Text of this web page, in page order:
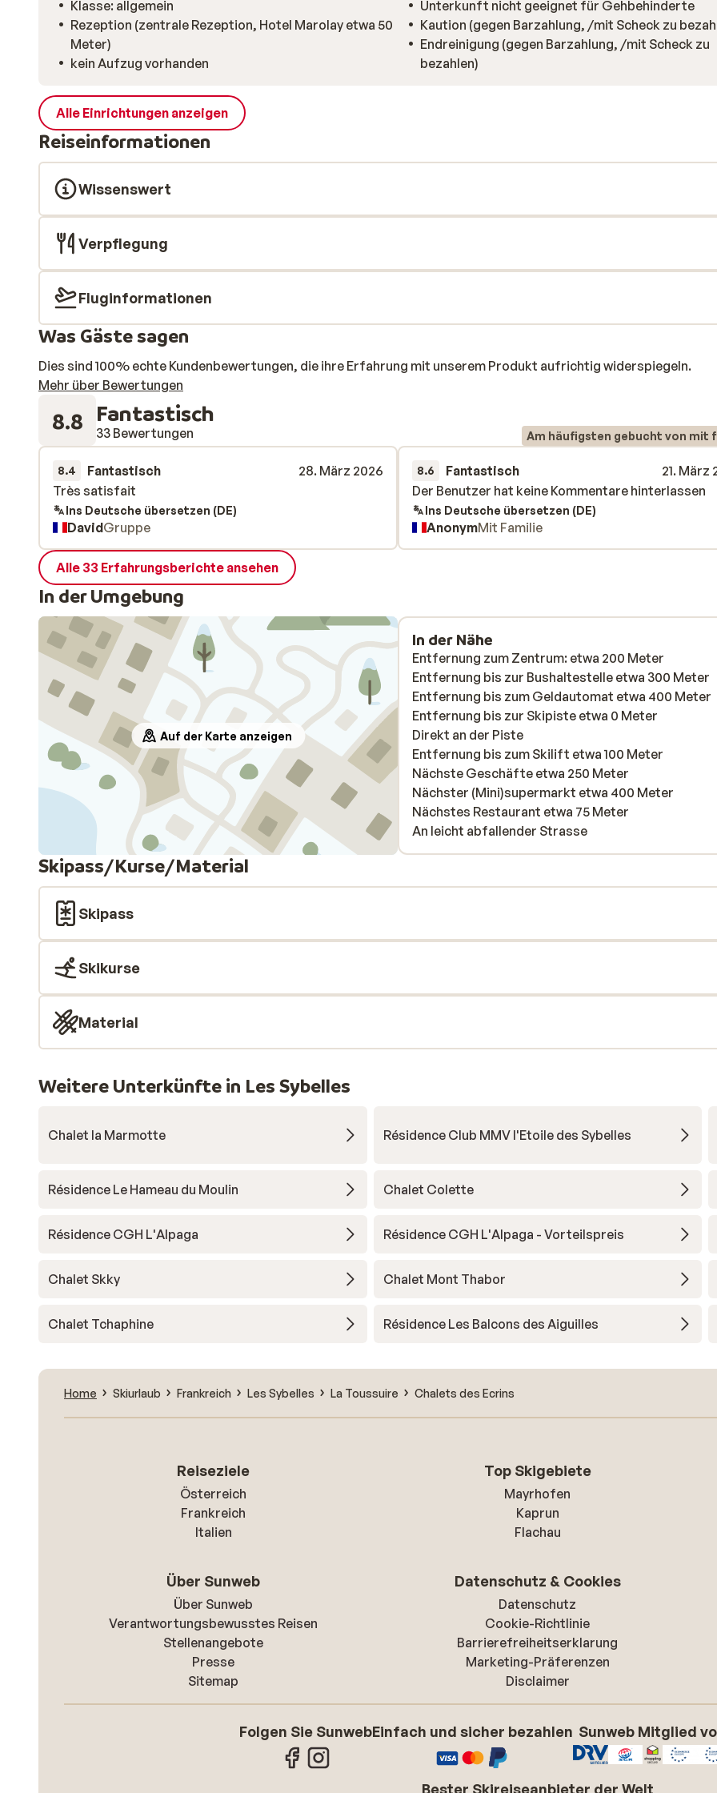
Klasse: allgemein
Rezeption (zentrale Rezeption, Hotel Marolay etwa 50
Meter)
kein Aufzug vorhanden
Unterkunft nicht geeignet für Gehbehinderte
Kaution (gegen Barzahlung, /mit Scheck zu
Endreinigung (gegen Barzahlung, /mit Scheck zu
bezahlen)
Alle Einrichtungen anzeigen
Reiseinformationen
Wissenswert
Verpflegung
Fluginformationen
Was Gäste sagen
Dies sind 100% echte Kundenbewertungen, die ihre Erfahrung mit unserem Produkt aufrichtig widerspiegeln.
Mehr über Bewertungen
8.8 Fantastisch
33 Bewertungen Am häufigsten gebucht von mit
8.4 Fantastisch
28. März 2026
Très satisfait
Très satisfait
Ins Deutsche übersetzen (DE)
DavidGruppe
8.6 Fantastisch
21. März
Der Benutzer hat keine Kommentare hinterlassen
Der Benutzer hat keine Kommentare hinterlassen
Ins Deutsche übersetzen (DE)
AnonymMit Familie
Alle 33 Erfahrungsberichte ansehen
In der Umgebung
Auf der Karte anzeigen
In der Nähe
Entfernung zum Zentrum: etwa 200 Meter
Entfernung bis zur Bushaltestelle etwa 300 Meter
Entfernung bis zum Geldautomat etwa 400 Meter
Entfernung bis zur Skipiste etwa 0 Meter
Direkt an der Piste
Entfernung bis zum Skilift etwa 100 Meter
Nächste Geschäfte etwa 250 Meter
Nächster (Mini)supermarkt etwa 400 Meter
Nächstes Restaurant etwa 75 Meter
An leicht abfallender Strasse
Skipass/Kurse/Material
Skipass
Skikurse
Material
Weitere Unterkünfte in Les Sybelles
Chalet la Marmotte Résidence Club MMV l'Etoile des Sybelles
Résidence Le Hameau du Moulin Chalet Colette
Résidence CGH L'Alpaga Résidence CGH L'Alpaga - Vorteilspreis
Chalet Skky Chalet Mont Thabor
Chalet Tchaphine Résidence Les Balcons des Aiguilles
Home Skiurlaub Frankreich Les Sybelles La Toussuire Chalets des Ecrins
Reiseziele
Österreich
Frankreich
Italien
Top Skigebiete
Mayrhofen
Kaprun
Flachau
Über Sunweb
Über Sunweb
Verantwortungsbewusstes Reisen
Stellenangebote
Presse
Sitemap
Datenschutz & Cookies
Datenschutz
Cookie-Richtlinie
Barrierefreiheitserklarung
Marketing-Präferenzen
Disclaimer
Folgen Sie SunwebEinfach und sicher bezahlen Sunweb Mitglied
Bester Skireiseanbieter der Welt